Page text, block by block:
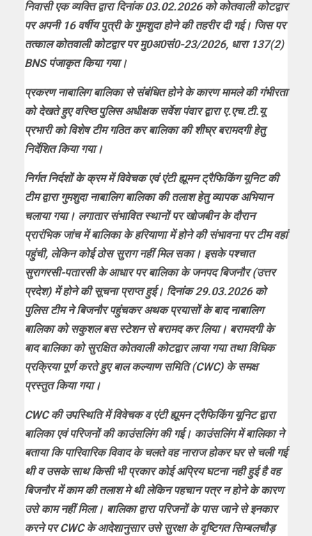
निवासी एक व्यक्ति द्वारा दिनांक 03.02.2026 को कोतवाली कोटद्वार
पर अपनी 16 वर्षीय पुत्री के गुमशुदा होने की तहरीर दी गई। जिस पर
तत्काल कोतवाली कोटद्वार पर मु0अ0सं0-23/2026, धारा 137(2)
BNS पंजाकृत किया गया।
प्रकरण नाबालिग बालिका से संबंधित होने के कारण मामले की गंभीरता
को देखते हुए वरिष्ठ पुलिस अधीक्षक सर्वेश पंवार द्वारा ए.एच.टी.यू
प्रभारी को विशेष टीम गठित कर बालिका की शीघ्र बरामदगी हेतु
निर्देशित किया गया।
निर्गत निर्दशों के क्रम में विवेचक एवं एंटी ह्यूमन ट्रैफिकिंग यूनिट की
टीम द्वारा गुमशुदा नाबालिग बालिका की तलाश हेतु व्यापक अभियान
चलाया गया। लगातार संभावित स्थानों पर खोजबीन के दौरान
प्रारंभिक जांच में बालिका के हरियाणा में होने की संभावना पर टीम वहां
पहुंची, लेकिन कोई ठोस सुराग नहीं मिल सका। इसके पश्चात
सुरागरसी-पतारसी के आधार पर बालिका के जनपद बिजनौर (उत्तर
प्रदेश) में होने की सूचना प्राप्त हुई। दिनांक 29.03.2026 को
पुलिस टीम ने बिजनौर पहुंचकर अथक प्रयासों के बाद नाबालिग
बालिका को सकुशल बस स्टेशन से बरामद कर लिया। बरामदगी के
बाद बालिका को सुरक्षित कोतवाली कोटद्वार लाया गया तथा विधिक
प्रक्रिया पूर्ण करते हुए बाल कल्याण समिति (CWC) के समक्ष
प्रस्तुत किया गया।
CWC की उपस्थिति में विवेचक व एंटी ह्यूमन ट्रैफिकिंग यूनिट द्वारा
बालिका एवं परिजनों की काउंसलिंग की गई। काउंसलिंग में बालिका ने
बताया कि पारिवारिक विवाद के चलते वह नाराज होकर घर से चली गई
थी व उसके साथ किसी भी प्रकार कोई अप्रिय घटना नही हुई है वह
बिजनौर में काम की तलाश मे थी लेकिन पहचान पत्र न होने के कारण
उसे काम नहीं मिला। बालिका द्वारा परिजनों के पास जाने से इनकार
करने पर CWC के आदेशानुसार उसे सुरक्षा के दृष्टिगत सिम्बलचौड़